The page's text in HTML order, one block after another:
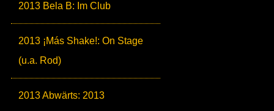
2013 Bela B: Im Club
2013 ¡Más Shake!: On Stage
(u.a. Rod)
2013 Abwärts: 2013